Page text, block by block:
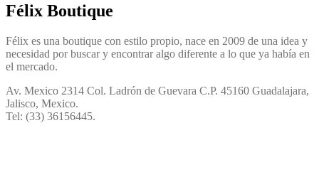
Félix Boutique
Félix es una boutique con estilo propio, nace en 2009 de una idea y
necesidad por buscar y encontrar algo diferente a lo que ya había en
el mercado.
Av. Mexico 2314 Col. Ladrón de Guevara C.P. 45160 Guadalajara,
Jalisco, Mexico.
Tel: (33) 36156445.